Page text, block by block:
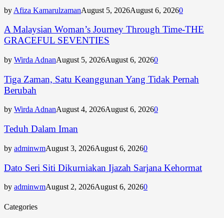
by Afiza KamarulzamanAugust 5, 2026August 6, 20260
A Malaysian Woman’s Journey Through Time-THE
GRACEFUL SEVENTIES
by Wirda AdnanAugust 5, 2026August 6, 20260
Tiga Zaman, Satu Keanggunan Yang Tidak Pernah
Berubah
by Wirda AdnanAugust 4, 2026August 6, 20260
Teduh Dalam Iman
by adminwmAugust 3, 2026August 6, 20260
Dato Seri Siti Dikurniakan Ijazah Sarjana Kehormat
by adminwmAugust 2, 2026August 6, 20260
Categories